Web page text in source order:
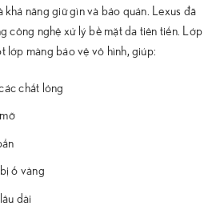
khả năng giữ gìn và bảo quản. Lexus đã
công nghệ xử lý bề mặt da tiên tiến. Lớp
lớp màng bảo vệ vô hình, giúp:
chất lỏng
ố vàng
dài